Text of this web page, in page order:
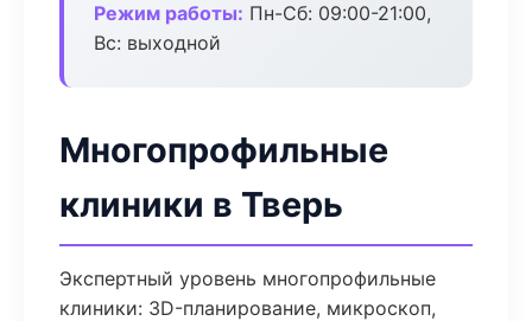
Режим работы: Пн-Сб: 09:00-21:00,
Вс: выходной
Многопрофильные
клиники в Тверь
Экспертный уровень многопрофильные
клиники: 3D-планирование, микроскоп,